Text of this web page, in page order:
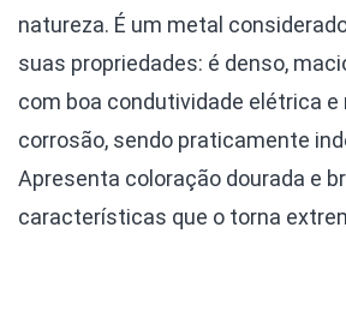
natureza. É um metal
suas propriedades: é denso,
com boa condutividade elétrica
corrosão, sendo praticamente
Apresenta coloração dourada e
características que o torna